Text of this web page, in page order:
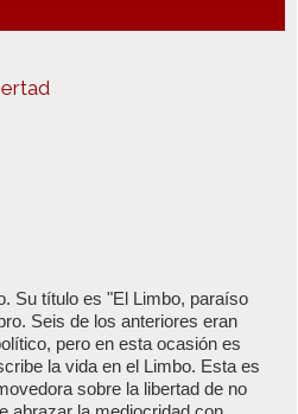
Su título es "El Limbo, paraíso
Seis de los anteriores eran
pero en esta ocasión es
la vida en el Limbo. Esta es
sobre la libertad de no